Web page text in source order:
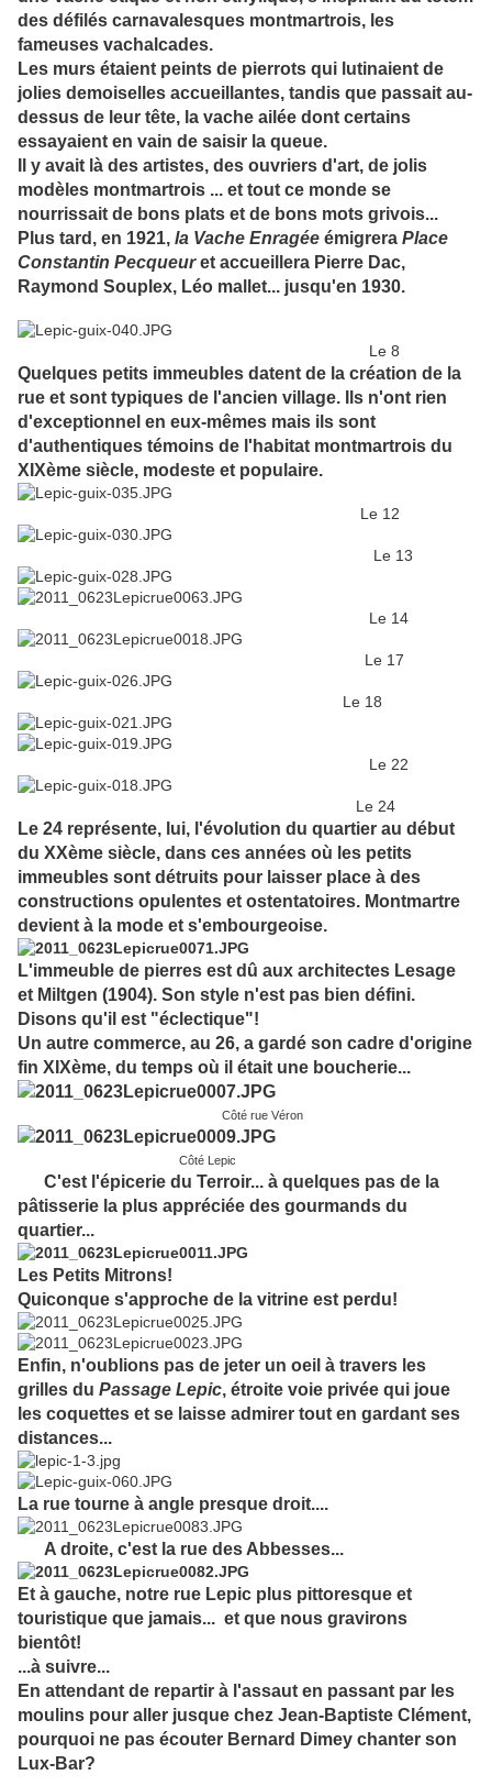
des défilés carnavalesques montmartrois, les
fameuses vachalcades.
Les murs étaient peints de pierrots qui lutinaient de
jolies demoiselles accueillantes, tandis que passait au-
dessus de leur tête, la vache ailée dont certains
essayaient en vain de saisir la queue.
Il y avait là des artistes, des ouvriers d'art, de jolis
modèles montmartrois ... et tout ce monde se
nourrissait de bons plats et de bons mots grivois...
Plus tard, en 1921, la Vache Enragée émigrera Place
Constantin Pecqueuret accueillera Pierre Dac,
Raymond Souplex, Léo mallet... jusqu'en 1930.
Le 8
Quelques petits immeubles datent de la création de la
rue et sont typiques de l'ancien village. Ils n'ont rien
d'exceptionnel en eux-mêmes mais ils sont
d'authentiques témoins de l'habitat montmartrois du
XIXème siècle, modeste et populaire.
Le 12
Le 13
Le 14
Le 17
Le 18
Le 22
Le 24
Le 24 représente, lui, l'évolution du quartier au début
du XXème siècle, dans ces années où les petits
immeubles sont détruits pour laisser place à des
constructions opulentes et ostentatoires. Montmartre
devient à la mode et s'embourgeoise.
L'immeuble de pierres est dû aux architectes Lesage
et Miltgen (1904). Son style n'est pas bien défini.
Disons qu'il est "éclectique"!
Un autre commerce, au 26, a gardé son cadre d'origine
fin XIXème, du temps où il était une boucherie...
Côté rue Véron
Côté Lepic
C'est l'épicerie du Terroir... à quelques pas de la
pâtisserie la plus appréciée des gourmands du
quartier...
Les Petits Mitrons!
Quiconque s'approche de la vitrine est perdu!
Enfin, n'oublions pas de jeter un oeil à travers les
grilles du Passage Lepic, étroite voie privée qui joue
les coquettes et se laisse admirer tout en gardant ses
distances...
La rue tourne à angle presque droit....
A droite, c'est la rue des Abbesses...
Et à gauche, notre rue Lepic plus pittoresque et
touristique que jamais... et que nous gravirons
bientôt!
...à suivre...
En attendant de repartir à l'assaut en passant par les
moulins pour aller jusque chez Jean-Baptiste Clément,
pourquoi ne pas écouter Bernard Dimey chanter son
Lux-Bar?